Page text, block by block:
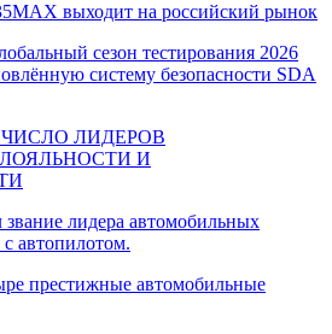
выходит на российский рынок
сезон тестирования 2026
систему безопасности SDA
ЧИСЛО ЛИДЕРОВ
И
лидера автомобильных
автопилотом.
престижные автомобильные